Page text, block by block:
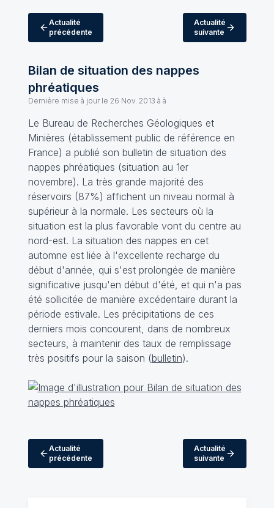
Actualité
précédente
Actualité
suivante
Bilan de situation des nappes
phréatiques
Dernière mise à jour le 26 Nov. 2013 à à
Le Bureau de Recherches Géologiques et
Minières (établissement public de référence en
France) a publié son bulletin de situation des
nappes phréatiques (situation au 1er
novembre). La très grande majorité des
réservoirs (87%) affichent un niveau normal à
supérieur à la normale. Les secteurs où la
situation est la plus favorable vont du centre au
nord-est. La situation des nappes en cet
automne est liée à l'excellente recharge du
début d'année, qui s'est prolongée de manière
significative jusqu'en début d'été, et qui n'a pas
été sollicitée de manière excédentaire durant la
période estivale. Les précipitations de ces
derniers mois concourent, dans de nombreux
secteurs, à maintenir des taux de remplissage
très positifs pour la saison (bulletin).
Actualité
précédente
Actualité
suivante